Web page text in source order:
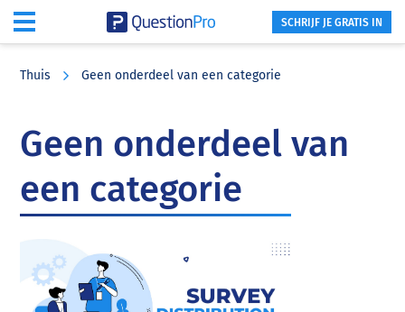
SCHRIJF JE GRATIS IN
Thuis Geen onderdeel van een categorie
Geen onderdeel van
een categorie